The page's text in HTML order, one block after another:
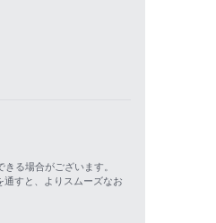
る場合がございます。
すと、よりスムーズなお